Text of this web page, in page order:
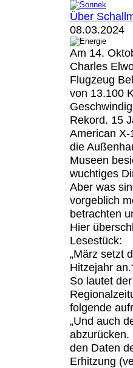
Über
08.03.2024
Am 14.
Charles
Flugzeug
von 13.100
Rekord. 15
American
die
Museen
wuchtiges
Aber was
vorgeblich
betrachten
Hier
Lesestück:
„März setzt
Hitzejahr
So lautet
folgende
„Und auch
den Daten
Erhitzung